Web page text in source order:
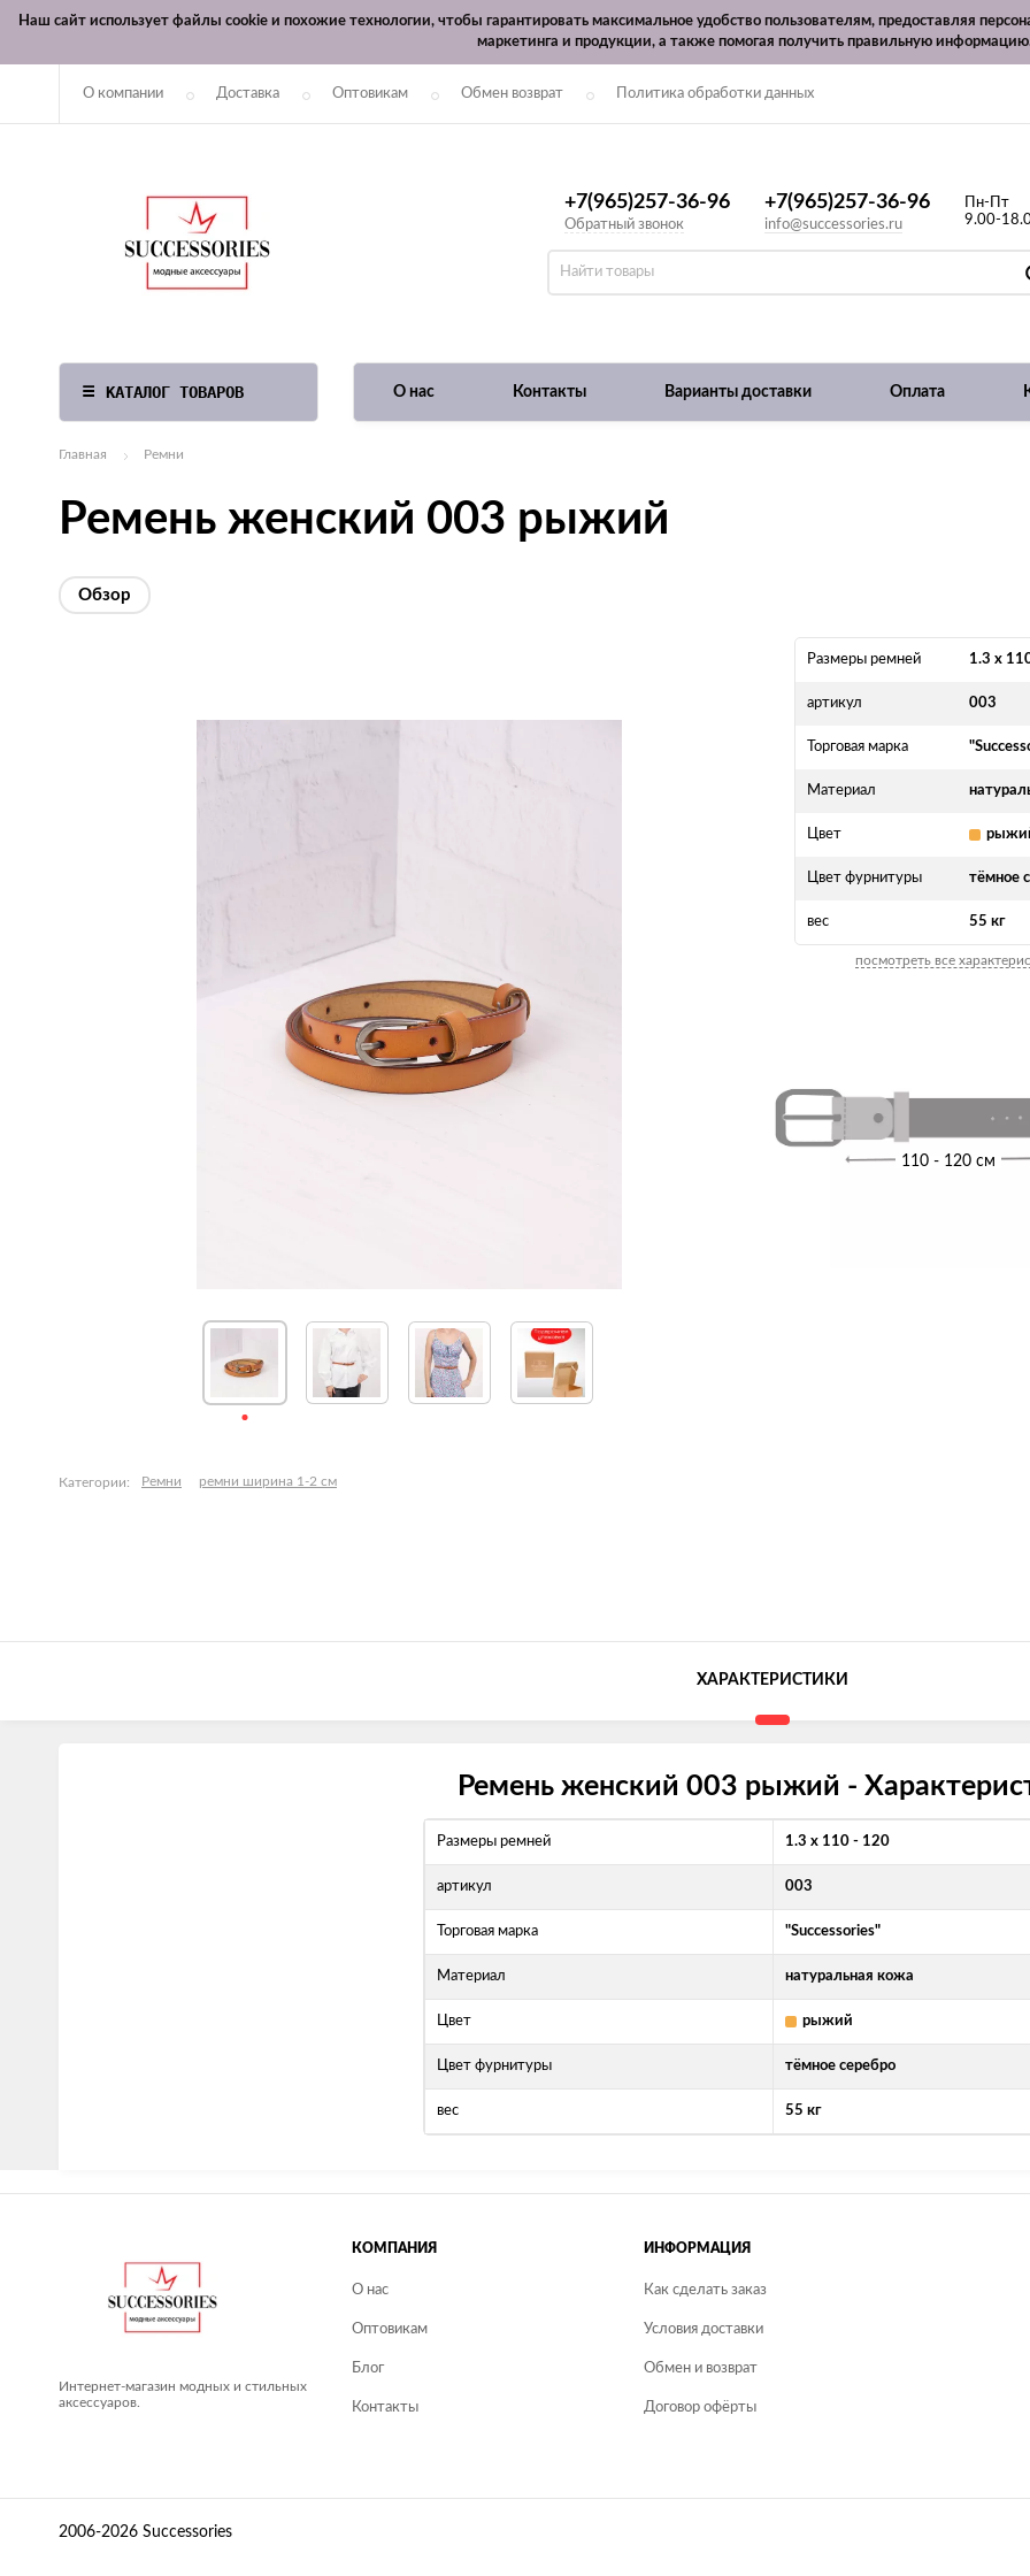
Наш сайт использует файлы cookie и похожие технологии, чтобы гарантировать максимальное удобство пользователям, предоставляя
маркетинга и продукции, а также помогая получить правильную
О компании Доставка Оптовикам Обмен возврат Политика обработки данных
+7(965)257-36-96
Обратный звонок
+7(965)257-36-96
info@successories.ru
Пн-Пт
9.00-
КАТАЛОГ ТОВАРОВ О нас Контакты Варианты доставки Оплата
Главная Ремни
Ремень женский 003 рыжий
Обзор
Размеры ремней 1.3 x
артикул 003
Торговая марка
Материал
Цвет
Цвет фурнитуры тёмное
вес 55 кг
посмотреть все
110 - 120 см
Категории: Ремни ремни ширина 1-2 см
ХАРАКТЕРИСТИКИ
Ремень женский 003 рыжий -
Размеры ремней 1.3 x 110 - 120
артикул 003
Торговая марка "Successories"
Материал натуральная кожа
Цвет рыжий
Цвет фурнитуры тёмное серебро
вес 55 кг
Интернет-магазин модных и стильных
аксессуаров.
КОМПАНИЯ
О нас
Оптовикам
Блог
Контакты
ИНФОРМАЦИЯ
Как сделать заказ
Условия доставки
Обмен и возврат
Договор офёрты
2006-2026 Successories